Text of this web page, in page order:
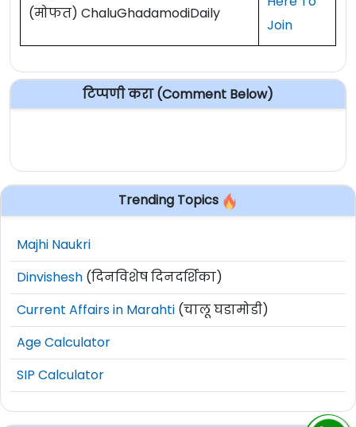
(मोफत) ChaluGhadamodiDaily
Join
टिप्पणी करा (Comment Below)
Trending Topics
Majhi Naukri
Dinvishesh (दिनविशेष दिनदर्शिका)
Current Affairs in Marahti (चालू घडामोडी)
Age Calculator
SIP Calculator